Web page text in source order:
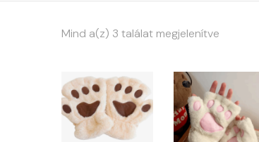
Mind a(z) 3 találat megjelenítve